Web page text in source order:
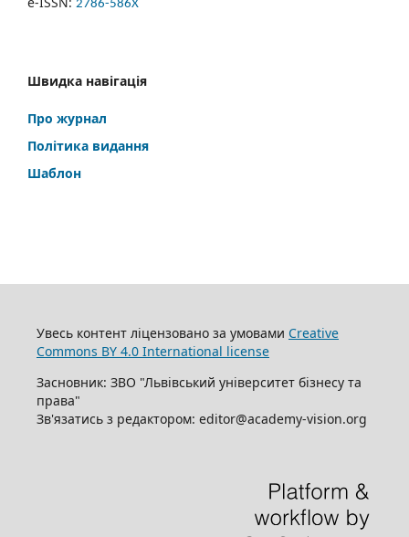
2786-586X
Швидка навігація
Про журнал
Політика видання
Шаблон
Увесь контент ліцензовано за умовами Creative
Commons BY 4.0 International license
Засновник: ЗВО "Львівський університет бізнесу та
права"
Зв'язатись з редактором: editor@academy-vision.org